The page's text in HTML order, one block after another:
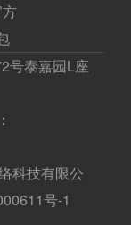
号泰嘉园L座
科技有限公
号-1